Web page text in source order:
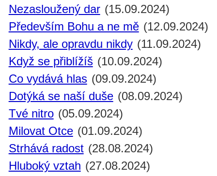
Nezasloužený dar (15.09.2024)
Především Bohu a ne mě (12.09.2024)
Nikdy, ale opravdu nikdy (11.09.2024)
Když se přiblížíš (10.09.2024)
Co vydává hlas (09.09.2024)
Dotýká se naší duše (08.09.2024)
Tvé nitro (05.09.2024)
Milovat Otce (01.09.2024)
Strhává radost (28.08.2024)
Hluboký vztah (27.08.2024)